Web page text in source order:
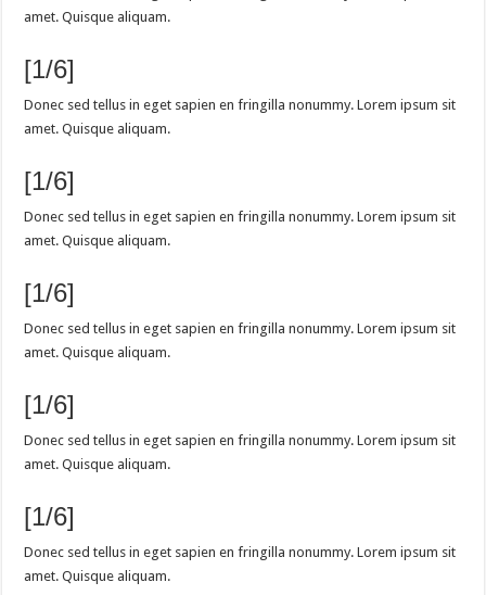
amet. Quisque aliquam.
[1/6]
Donec sed tellus in eget sapien en fringilla nonummy. Lorem ipsum sit
amet. Quisque aliquam.
[1/6]
Donec sed tellus in eget sapien en fringilla nonummy. Lorem ipsum sit
amet. Quisque aliquam.
[1/6]
Donec sed tellus in eget sapien en fringilla nonummy. Lorem ipsum sit
amet. Quisque aliquam.
[1/6]
Donec sed tellus in eget sapien en fringilla nonummy. Lorem ipsum sit
amet. Quisque aliquam.
[1/6]
Donec sed tellus in eget sapien en fringilla nonummy. Lorem ipsum sit
amet. Quisque aliquam.